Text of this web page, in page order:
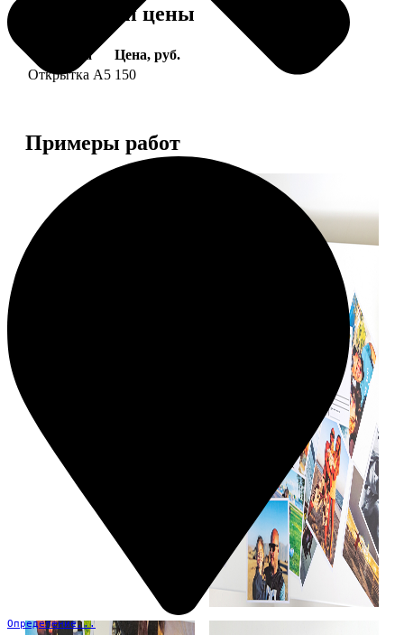
Определение...
Форматы и цены
Услуга
Цена, руб.
Открытка А5 150
Примеры работ